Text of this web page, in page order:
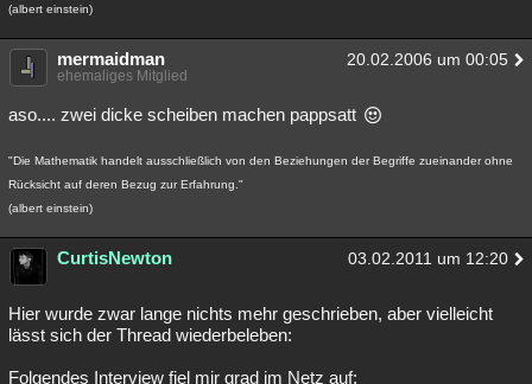
(albert einstein)
mermaidman 20.02.2006 um 00:05
ehemaliges Mitglied
aso.... zwei dicke scheiben machen pappsatt
"Die Mathematik handelt ausschließlich von den Beziehungen der Begriffe zueinander ohne
Rücksicht auf deren Bezug zur Erfahrung."
(albert einstein)
CurtisNewton 03.02.2011 um 12:20
Hier wurde zwar lange nichts mehr geschrieben, aber vielleicht
lässt sich der Thread wiederbeleben:
Folgendes Interview fiel mir grad im Netz auf: